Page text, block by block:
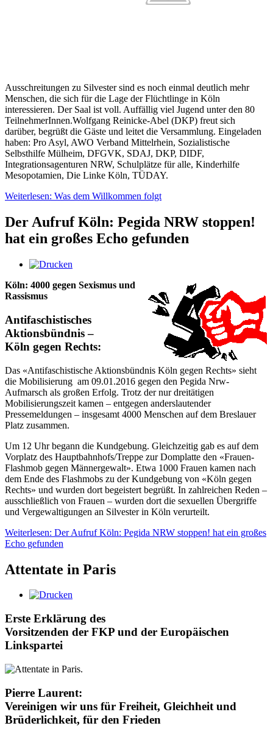
Ausschreitungen zu Silvester sind es noch einmal deutlich mehr
Menschen, die sich für die Lage der Flüchtlinge in Köln
interessieren. Der Saal ist voll. Auffällig viel Jugend unter den 80
TeilnehmerInnen.Wolfgang Reinicke-Abel (DKP) freut sich
darüber, begrüßt die Gäste und leitet die Versammlung. Eingeladen
haben: Pro Asyl, AWO Verband Mittelrhein, Sozialistische
Selbsthilfe Mülheim, DFGVK, SDAJ, DKP, DIDF,
Integrationsagenturen NRW, Schulplätze für alle, Kinderhilfe
Mesopotamien, Die Linke Köln, TÜDAY.
Weiterlesen: Was dem Willkommen folgt
Der Aufruf Köln: Pegida NRW stoppen!
hat ein großes Echo gefunden
Köln: 4000 gegen Sexismus und
Rassismus
Antifaschistisches
Aktionsbündnis –
Köln gegen Rechts:
Das «Antifaschistische Aktionsbündnis Köln gegen Rechts» sieht
die Mobilisierung am 09.01.2016 gegen den Pegida Nrw-
Aufmarsch als großen Erfolg. Trotz der nur dreitätigen
Mobilisierungszeit kamen – entgegen anderslautender
Pressemeldungen – insgesamt 4000 Menschen auf dem Breslauer
Platz zusammen.
Um 12 Uhr begann die Kundgebung. Gleichzeitig gab es auf dem
Vorplatz des Hauptbahnhofs/Treppe zur Domplatte den «Frauen-
Flashmob gegen Männergewalt». Etwa 1000 Frauen kamen nach
dem Ende des Flashmobs zu der Kundgebung von «Köln gegen
Rechts» und wurden dort begeistert begrüßt. In zahlreichen Reden –
ausschließlich von Frauen – wurden dort die sexuellen Übergriffe
und Vergewaltigungen an Silvester in Köln verurteilt.
Weiterlesen: Der Aufruf Köln: Pegida NRW stoppen! hat ein großes
Echo gefunden
Attentate in Paris
Erste Erklärung des
Vorsitzenden der FKP und der Europäischen
Linkspartei
Pierre Laurent:
Vereinigen wir uns für Freiheit, Gleichheit und
Brüderlichkeit, für den Frieden